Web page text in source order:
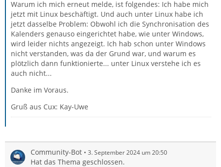
Warum ich mich erneut melde, ist folgendes: Ich habe mich
jetzt mit Linux beschäftigt. Und auch unter Linux habe ich
jetzt dasselbe Problem: Obwohl ich die Synchronisation des
Kalenders genauso eingerichtet habe, wie unter Windows,
wird leider nichts angezeigt. Ich hab schon unter Windows
nicht verstanden, was da der Grund war, und warum es
plötzlich dann funktionierte... unter Linux verstehe ich es
auch nicht...
Danke im Voraus.
Gruß aus Cux: Kay-Uwe
Community-Bot 3. September 2024 um 20:50
Hat das Thema geschlossen.